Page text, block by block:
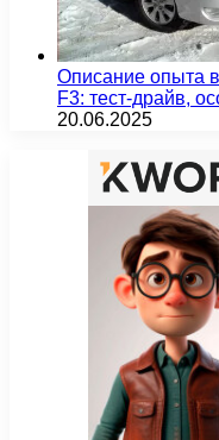
Описание опыта
F3: тест-драйв,
20.06.2025